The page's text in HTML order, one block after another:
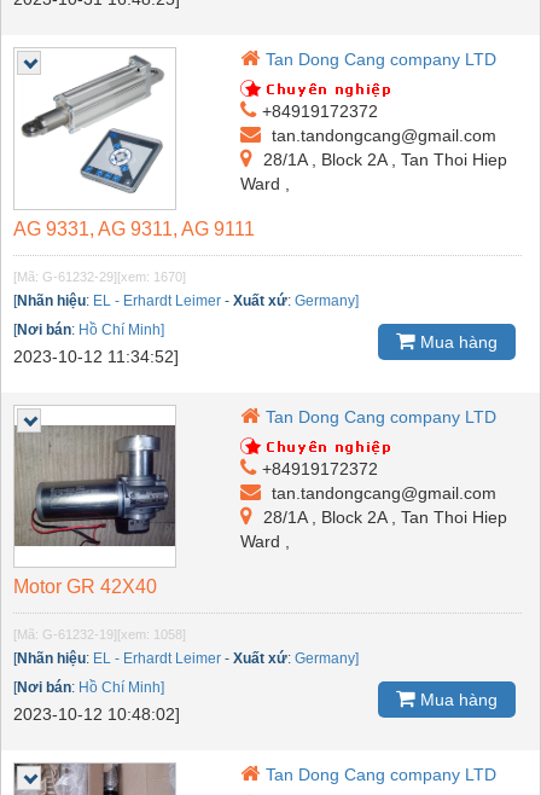
Tan Dong Cang company LTD
+84919172372
tan.tandongcang@gmail.com
28/1A , Block 2A , Tan Thoi Hiep
Ward ,
AG 9331, AG 9311, AG 9111
[Mã: G-61232-29][xem: 1670]
[Nhãn hiệu: EL - Erhardt Leimer - Xuất xứ: Germany]
[Nơi bán: Hồ Chí Minh]
2023-10-12 11:34:52]
Mua hàng
Tan Dong Cang company LTD
+84919172372
tan.tandongcang@gmail.com
28/1A , Block 2A , Tan Thoi Hiep
Ward ,
Motor GR 42X40
[Mã: G-61232-19][xem: 1058]
[Nhãn hiệu: EL - Erhardt Leimer - Xuất xứ: Germany]
[Nơi bán: Hồ Chí Minh]
2023-10-12 10:48:02]
Mua hàng
Tan Dong Cang company LTD